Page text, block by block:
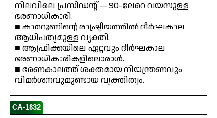
നിലവിലെ പ്രസിഡന്റ് — 90-ലേറെ വയസുള്ള
ഭരണാധികാരി.
■ കാമറൂണിന്റെ രാഷ്ട്രീയത്തിൽ ദീർഘകാല
ആധിപത്യമുള്ള വ്യക്തി.
■ ആഫ്രിക്കയിലെ ഏറ്റവും ദീർഘകാല
ഭരണാധികാരികളിലൊരാൾ.
■ ഭരണകാലത്ത് ശക്തമായ നിയന്ത്രണവും
വിമർശനവുമുണ്ടായ വ്യക്തിത്വം.
CA-1832